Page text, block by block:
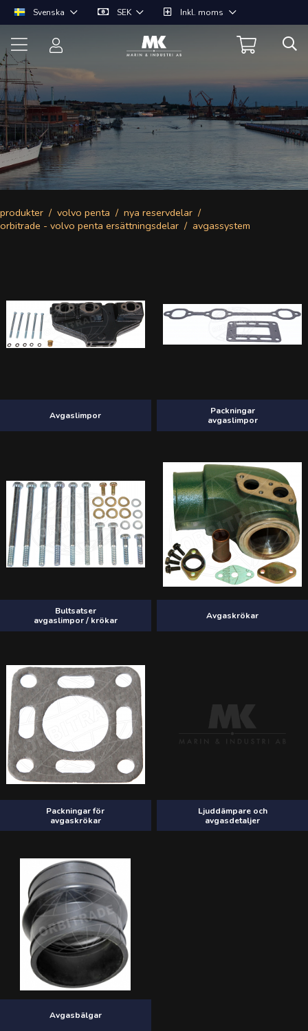
Svenska SEK Inkl. moms
produkter volvo penta
nya reservdelar
orbitrade - volvo penta ersättningsdelar
avgassystem
Avgaslimpor
Packningar
avgaslimpor
Bultsatser
avgaslimpor / krökar
Avgaskrökar
Packningar för
avgaskrökar
Ljuddämpare och
avgasdetaljer
Avgasbälgar